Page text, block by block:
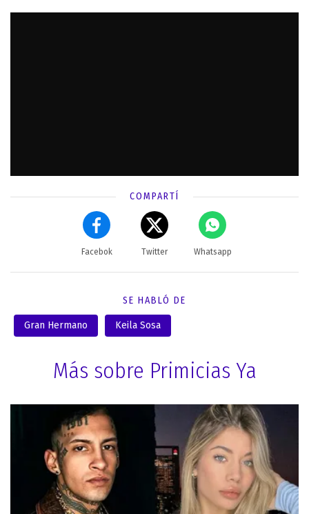
COMPARTÍ
Facebok Twitter Whatsapp
SE HABLÓ DE
Gran Hermano Keila Sosa
Más sobre Primicias Ya